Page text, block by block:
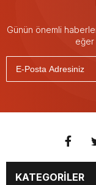
Günün önemli
eğer
KATEGORİLER